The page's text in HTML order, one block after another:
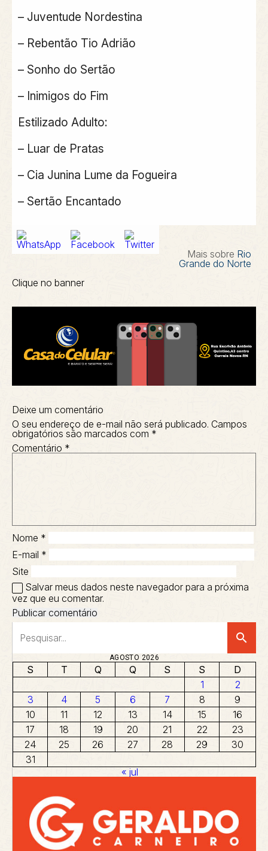
– Juventude Nordestina
– Rebentão Tio Adrião
– Sonho do Sertão
– Inimigos do Fim
Estilizado Adulto:
– Luar de Pratas
– Cia Junina Lume da Fogueira
– Sertão Encantado
Mais sobre Rio
Grande do Norte
Clique no banner
Deixe um comentário
O seu endereço de e-mail não será publicado. Campos
obrigatórios são marcados com *
Comentário *
Nome *
E-mail *
Site
Salvar meus dados neste navegador para a próxima
vez que eu comentar.
search
AGOSTO 2026
S T Q Q S S
D
1
2
3
4 5 6 7 8
9
10
11 12 13 14 15
16
17
18 19 20 21 22
23
24
25 26 27 28 29
30
31
« jul